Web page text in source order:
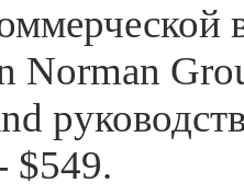
Norman
$549.